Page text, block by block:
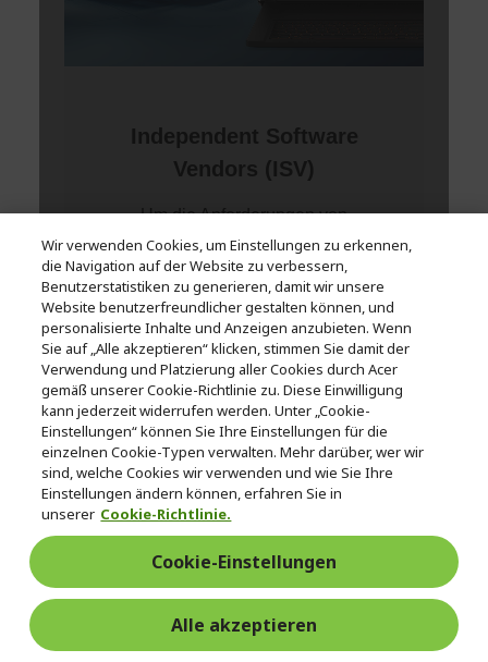
Wir verwenden Cookies, um Einstellungen zu erkennen,
die Navigation auf der Website zu verbessern,
Benutzerstatistiken zu generieren, damit wir unsere
Website benutzerfreundlicher gestalten können, und
personalisierte Inhalte und Anzeigen anzubieten. Wenn
Sie auf „Alle akzeptieren“ klicken, stimmen Sie damit der
Verwendung und Platzierung aller Cookies durch Acer
gemäß unserer Cookie-Richtlinie zu. Diese Einwilligung
kann jederzeit widerrufen werden. Unter „Cookie-
Einstellungen“ können Sie Ihre Einstellungen für die
einzelnen Cookie-Typen verwalten. Mehr darüber, wer wir
sind, welche Cookies wir verwenden und wie Sie Ihre
Einstellungen ändern können, erfahren Sie in
unserer Cookie-Richtlinie.
Cookie-Einstellungen
Alle akzeptieren